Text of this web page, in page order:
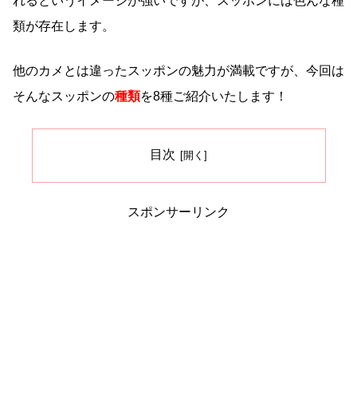
類が存在します。
他のカメとは違ったスッポンの魅力が満載ですが、今回は
そんなスッポンの種類を8種ご紹介いたします！
目次
スポンサーリンク